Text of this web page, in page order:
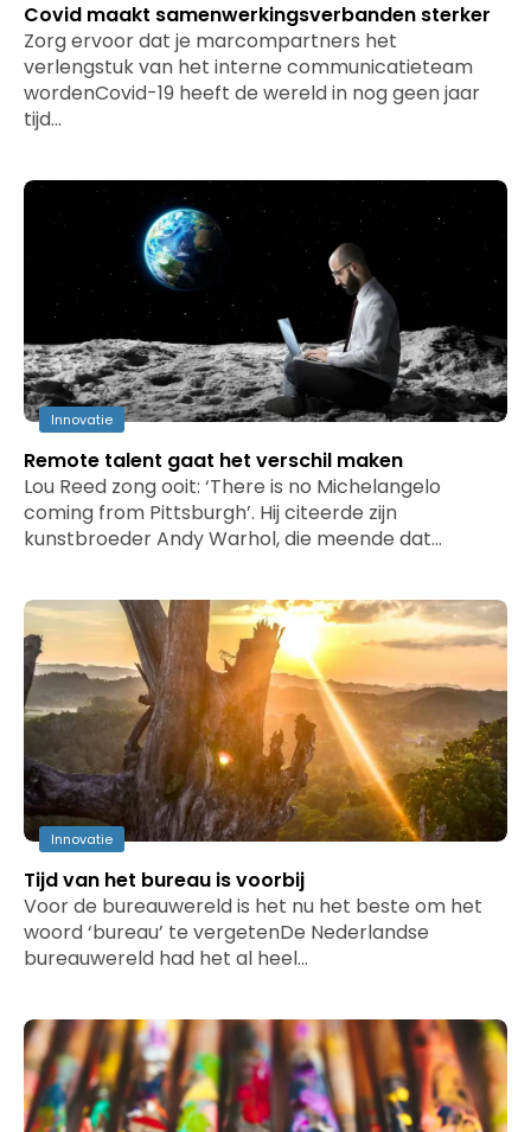
Covid maakt samenwerkingsverbanden sterker
Zorg ervoor dat je marcompartners het
verlengstuk van het interne communicatieteam
wordenCovid-19 heeft de wereld in nog geen jaar
tijd…
Innovatie
Remote talent gaat het verschil maken
Lou Reed zong ooit: ‘There is no Michelangelo
coming from Pittsburgh’. Hij citeerde zijn
kunstbroeder Andy Warhol, die meende dat…
Innovatie
Tijd van het bureau is voorbij
Voor de bureauwereld is het nu het beste om het
woord ‘bureau’ te vergetenDe Nederlandse
bureauwereld had het al heel…